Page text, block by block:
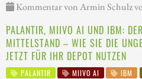
Kommentar von Armin Schulz
PALANTIR, MIIVO AI UND IBM:
MITTELSTAND – WIE SIE DIE
JETZT FÜR IHR DEPOT NUTZEN
PALANTIR MIIVO AI IBM